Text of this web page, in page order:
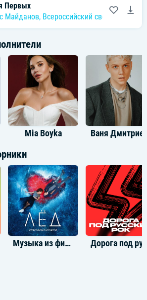
Первых
Майданов, Всероссийский сводный «Хор
Mia Boyka
Музыка из фильма Лед